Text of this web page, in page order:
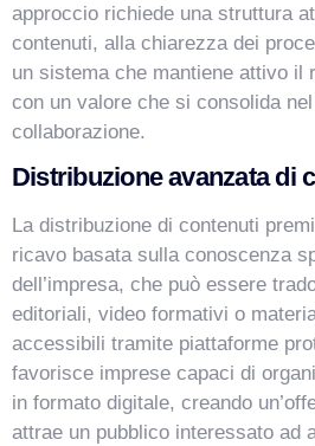
approccio richiede una struttura
contenuti, alla chiarezza dei
un sistema che mantiene attivo il
con un valore che si consolida
collaborazione.
Distribuzione avanzata di
La distribuzione di contenuti
ricavo basata sulla conoscenza
dell’impresa, che può essere
editoriali, video formativi o
accessibili tramite piattaforme
favorisce imprese capaci di
in formato digitale, creando
attrae un pubblico interessato ad